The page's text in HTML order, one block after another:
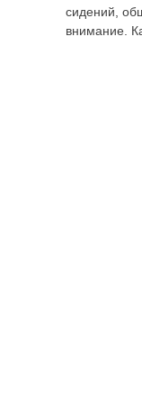
сидений,
внимание.